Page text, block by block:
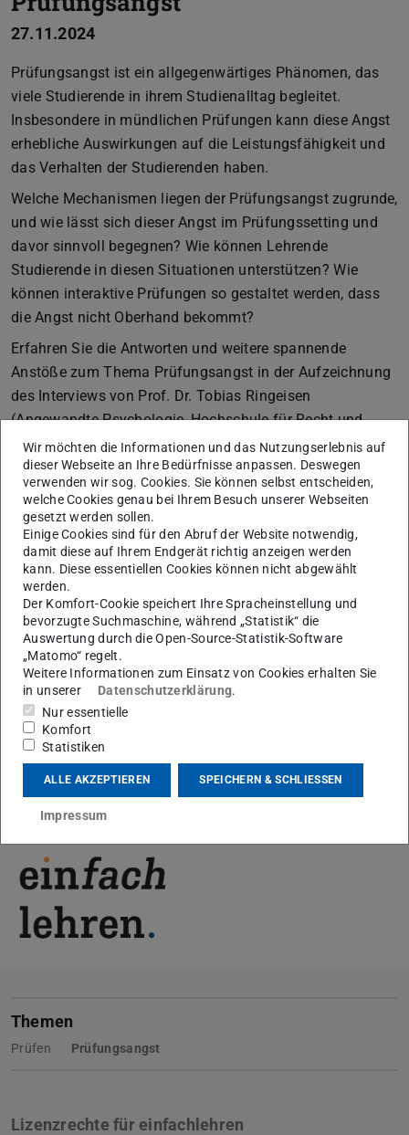
27.11.2024
Prüfungsangst ist ein allgegenwärtiges Phänomen, das
viele Studierende in ihrem Studienalltag begleitet.
Insbesondere in mündlichen Prüfungen kann diese Angst
erhebliche Auswirkungen auf die Leistungsfähigkeit und
das Verhalten der Studierenden haben.
Welche Mechanismen liegen der Prüfungsangst zugrunde,
und wie lässt sich dieser Angst im Prüfungssetting und
davor sinnvoll begegnen? Wie können Lehrende
Studierende in diesen Situationen unterstützen? Wie
können interaktive Prüfungen so gestaltet werden, dass
die Angst nicht Oberhand bekommt?
Erfahren Sie die Antworten und weitere spannende
Anstöße zum Thema Prüfungsangst in der Aufzeichnung
des Interviews von Prof. Dr. Tobias Ringeisen
(Angewandte Psychologie, Hochschule für Recht und
Wirtschaft Berlin) mit Dr. Annette Glathe
(Hochschuldidaktische Arbeitsstelle, TU Darmstadt).
Themen
Prüfen Prüfungsangst
Lizenzrechte für einfachlehren
Wir möchten die Informationen und das Nutzungserlebnis auf
dieser Webseite an Ihre Bedürfnisse anpassen. Deswegen
verwenden wir sog. Cookies. Sie können selbst entscheiden,
welche Cookies genau bei Ihrem Besuch unserer Webseiten
gesetzt werden sollen.
Einige Cookies sind für den Abruf der Website notwendig,
damit diese auf Ihrem Endgerät richtig anzeigen werden
kann. Diese essentiellen Cookies können nicht abgewählt
werden.
Der Komfort-Cookie speichert Ihre Spracheinstellung und
bevorzugte Suchmaschine, während „Statistik“ die
Auswertung durch die Open-Source-Statistik-Software
„Matomo“ regelt.
Weitere Informationen zum Einsatz von Cookies erhalten Sie
in unserer
Datenschutzerklärung.
Nur essentielle
Komfort
Statistiken
ALLE AKZEPTIEREN SPEICHERN & SCHLIESSEN
Impressum